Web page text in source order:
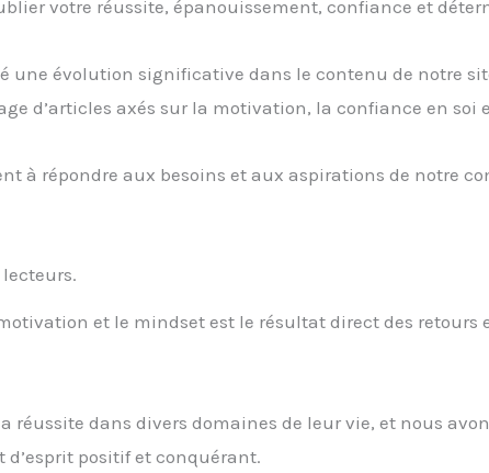
votre réussite, épanouissement, confiance et
une évolution significative dans le contenu de notre
d’articles axés sur la motivation, la confiance en soi
à répondre aux besoins et aux aspirations de notre
et le mindset est le résultat direct des retours
réussite dans divers domaines de leur vie, et nous
positif et conquérant.